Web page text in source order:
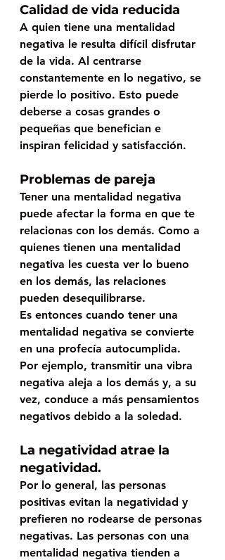
Calidad de vida reducida
A quien tiene una mentalidad
negativa le resulta difícil disfrutar
de la vida. Al centrarse
constantemente en lo negativo, se
pierde lo positivo. Esto puede
deberse a cosas grandes o
pequeñas que benefician e
inspiran felicidad y satisfacción.
Problemas de pareja
Tener una mentalidad negativa
puede afectar la forma en que te
relacionas con los demás. Como a
quienes tienen una mentalidad
negativa les cuesta ver lo bueno
en los demás, las relaciones
pueden desequilibrarse.
Es entonces cuando tener una
mentalidad negativa se convierte
en una profecía autocumplida.
Por ejemplo, transmitir una vibra
negativa aleja a los demás y, a su
vez, conduce a más pensamientos
negativos debido a la soledad.
La negatividad atrae la
negatividad.
Por lo general, las personas
positivas evitan la negatividad y
prefieren no rodearse de personas
negativas. Las personas con una
mentalidad negativa tienden a